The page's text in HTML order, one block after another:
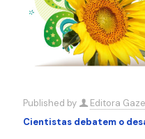
Published by
Editora
Cientistas debatem o